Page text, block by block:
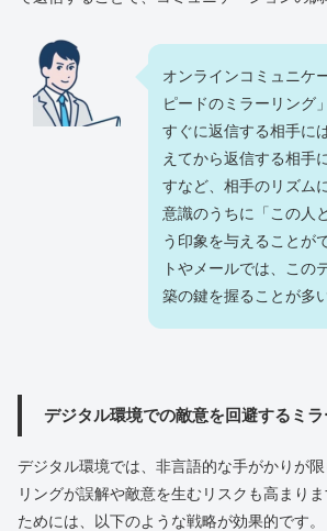
オンラインコミュニケ
ピードのミラーリング
すぐに返信する相手に
えてから返信する相手
すなど、相手のリズム
意識のうちに「この人
う印象を与えることが
トやメールでは、この
築の鍵を握ることが多
デジタル環境での敵意を回避するミ
デジタル環境では、非言語的な手がかりが
リングが誤解や敵意を生むリスクも高まり
ためには、以下のような戦略が効果的です。